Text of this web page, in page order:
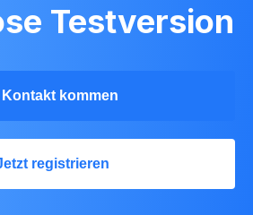
Testversion
Kontakt kommen
registrieren